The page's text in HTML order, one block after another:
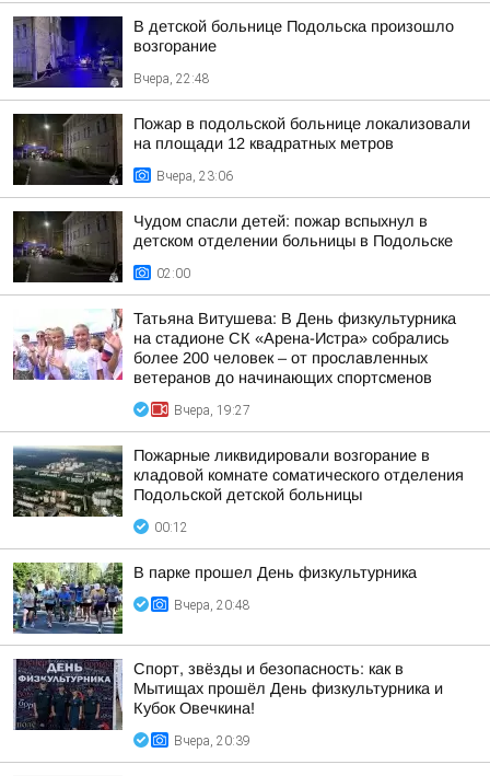
В детской больнице Подольска произошло
возгорание
Вчера, 22:48
Пожар в подольской больнице локализовали
на площади 12 квадратных метров
Вчера, 23:06
Чудом спасли детей: пожар вспыхнул в
детском отделении больницы в Подольске
02:00
Татьяна Витушева: В День физкультурника
на стадионе СК «Арена-Истра» собрались
более 200 человек – от прославленных
ветеранов до начинающих спортсменов
Вчера, 19:27
Пожарные ликвидировали возгорание в
кладовой комнате соматического отделения
Подольской детской больницы
00:12
В парке прошел День физкультурника
Вчера, 20:48
Спорт, звёзды и безопасность: как в
Мытищах прошёл День физкультурника и
Кубок Овечкина!
Вчера, 20:39